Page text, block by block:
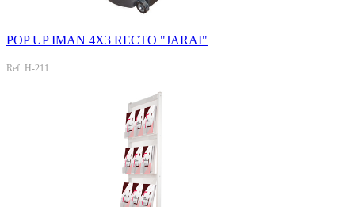
POP UP IMAN 4X3 RECTO "JARAI"
Ref: H-211